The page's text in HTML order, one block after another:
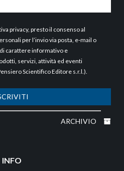
privacy, presto il consenso al
per l’invio via posta, e-mail o
carattere informativo e
servizi, attività ed eventi
Scientifico Editore s.r.l.).
ARCHIVIO
INFO